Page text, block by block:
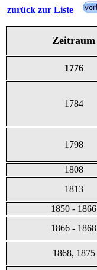
zurück zur Liste
Zeitraum
1776
1784
1798
1808
1813
1850 - 1866
1866 - 1868
1868, 1875